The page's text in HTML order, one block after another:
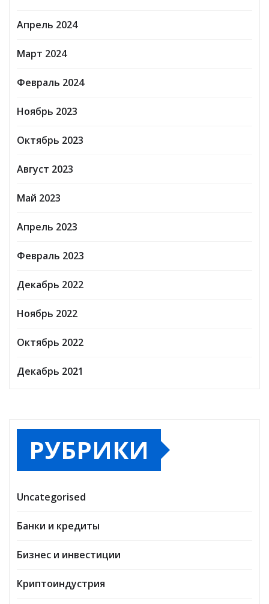
Апрель 2024
Март 2024
Февраль 2024
Ноябрь 2023
Октябрь 2023
Август 2023
Май 2023
Апрель 2023
Февраль 2023
Декабрь 2022
Ноябрь 2022
Октябрь 2022
Декабрь 2021
РУБРИКИ
Uncategorised
Банки и кредиты
Бизнес и инвестиции
Криптоиндустрия